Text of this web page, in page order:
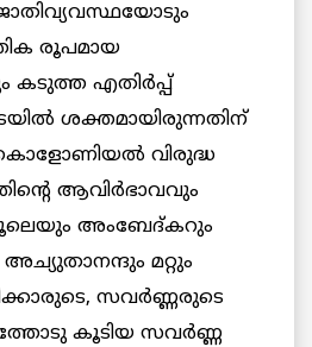
രൂപമായ
കടുത്ത എതിര്‍പ്പ്
ശക്തമായിരുന്നതിന്
വിരുദ്ധ
ആവിര്‍ഭാവവും
അംബേദ്കറും
അച്യുതാനന്ദും മറ്റും
സവര്‍ണ്ണരുടെ
കൂടിയ സവര്‍ണ്ണ